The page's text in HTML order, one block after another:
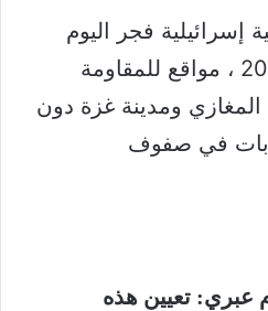
فجر اليوم
الخميس 2 فبراير 2023 ، مواقع للمقاومة
ومدينة غزة دون
في صفوف
عبري: تعيين هذه